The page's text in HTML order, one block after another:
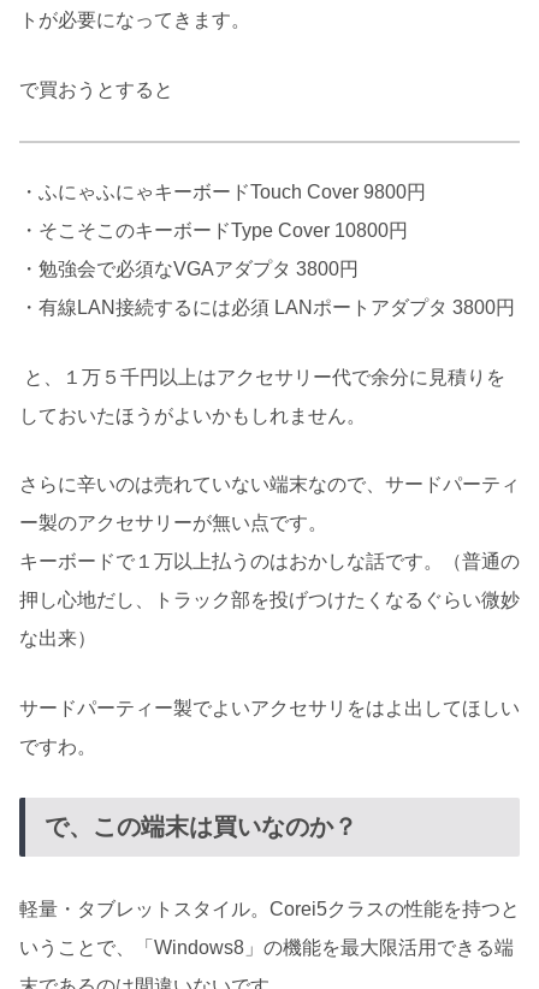
トが必要になってきます。
で買おうとすると
・ふにゃふにゃキーボードTouch Cover 9800円
・そこそこのキーボードType Cover 10800円
・勉強会で必須なVGAアダプタ 3800円
・有線LAN接続するには必須 LANポートアダプタ 3800円
と、１万５千円以上はアクセサリー代で余分に見積りを
しておいたほうがよいかもしれません。
さらに辛いのは売れていない端末なので、サードパーティ
ー製のアクセサリーが無い点です。
キーボードで１万以上払うのはおかしな話です。（普通の
押し心地だし、トラック部を投げつけたくなるぐらい微妙
な出来）
サードパーティー製でよいアクセサリをはよ出してほしい
ですわ。
で、この端末は買いなのか？
軽量・タブレットスタイル。Corei5クラスの性能を持つと
いうことで、「Windows8」の機能を最大限活用できる端